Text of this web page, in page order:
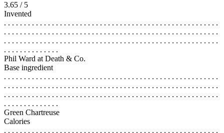
3.65 / 5
Invented
. . . . . . . . . . . . . . . . . . . . . . . . . . . . . . . . . . . . . . . . . . . . . . . . . . . . . .
. . . . . . . . . . . . . . . . . . . . . . . . . . . . . . . . . . . . . . . . . . . . . . . . . . . . . .
. . . . . . . . . . . . . . . . . . . . . . . . . . . . . . . . . . . . . . . . . . . . . . . . . . . . . .
. . . . . . . . . . . . . .
Phil Ward at Death & Co.
Base ingredient
. . . . . . . . . . . . . . . . . . . . . . . . . . . . . . . . . . . . . . . . . . . . . . . . . . . . . .
. . . . . . . . . . . . . . . . . . . . . . . . . . . . . . . . . . . . . . . . . . . . . . . . . . . . . .
. . . . . . . . . . . . . . . . . . . . . . . . . . . . . . . . . . . . . . . . . . . . . . . . . . . . . .
. . . . . . . . . . . . . .
Green Chartreuse
Calories
. . . . . . . . . . . . . . . . . . . . . . . . . . . . . . . . . . . . . . . . . . . . . . . . . . . . . .